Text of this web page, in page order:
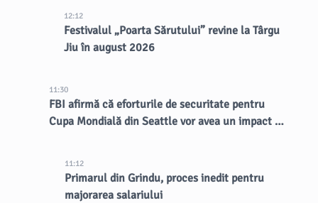
12:12
Festivalul „Poarta Sărutului” revine la Târgu
Jiu în august 2026
11:30
FBI afirmă că eforturile de securitate pentru
Cupa Mondială din Seattle vor avea un impact de
11:12
Primarul din Grindu, proces inedit pentru
majorarea salariului